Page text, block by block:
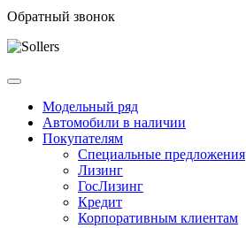
Обратный звонок
Модельный ряд
Автомобили в наличии
Покупателям
Специальные предложения
Лизинг
ГосЛизинг
Кредит
Корпоративным клиентам